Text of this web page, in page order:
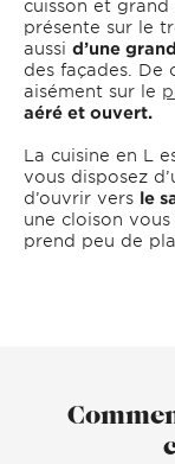
cuisson et
présente sur le
aussi d’une
des façades. De
aisément sur le
aéré et ouvert.
La cuisine en L
vous disposez
d’ouvrir vers le
une cloison
prend peu de